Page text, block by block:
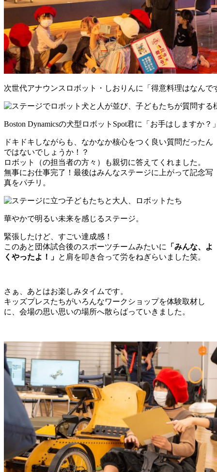
次世代アナウンスロボット・しおりんに「得意料理はなんで
Boston Dynamicsの犬型ロボットSpot君に「お手はしますか？
ドキドキしながらも、なかなか核心をつく良い質問だったん
ではないでしょうか！？
ロボット（の担当者の方々）も親切に答えてくれました。
無事にお仕事完了！最後はみんなステージに上がって記念写
真をパチリ。
華やかで明るい未来を感じるステージ。
緊張したけど、すごい達成感！
このあと団体試合後のスポーツチームみたいに
「みんな、よ
くやったよ！」 と肩を叩き合って労をねぎらいました笑。
さぁ、あとはお楽しみタイムです。
キッズプレスたちがいろんなワークショップを体験取材し
に、会場の思い思いの場所へ散らばっていきました。